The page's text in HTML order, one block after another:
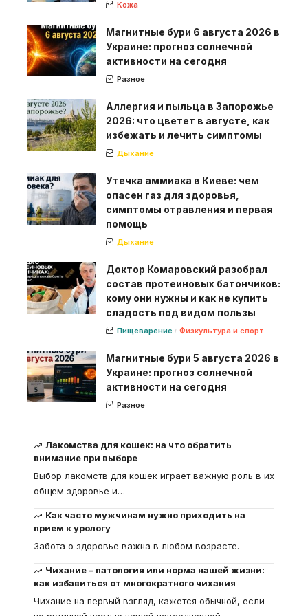
Кожа
Магнитные бури 6 августа 2026 в
Украине: прогноз солнечной
активности на сегодня
Разное
Аллергия и пыльца в Запорожье
2026: что цветет в августе, как
избежать и лечить симптомы
Дыхание
Утечка аммиака в Киеве: чем
опасен газ для здоровья,
симптомы отравления и первая
помощь
Дыхание
Доктор Комаровский разобрал
состав протеиновых батончиков:
кому они нужны и как не купить
сладость под видом пользы
Пищеварение Физкультура и спорт
Магнитные бури 5 августа 2026 в
Украине: прогноз солнечной
активности на сегодня
Разное
Лакомства для кошек: на что обратить
внимание при выборе
Выбор лакомств для кошек играет важную роль в их
общем здоровье и…
Как часто мужчинам нужно приходить на
прием к урологу
Забота о здоровье важна в любом возрасте.
Чихание – патология или норма нашей жизни:
как избавиться от многократного чихания
Чихание на первый взгляд, кажется обычной, если